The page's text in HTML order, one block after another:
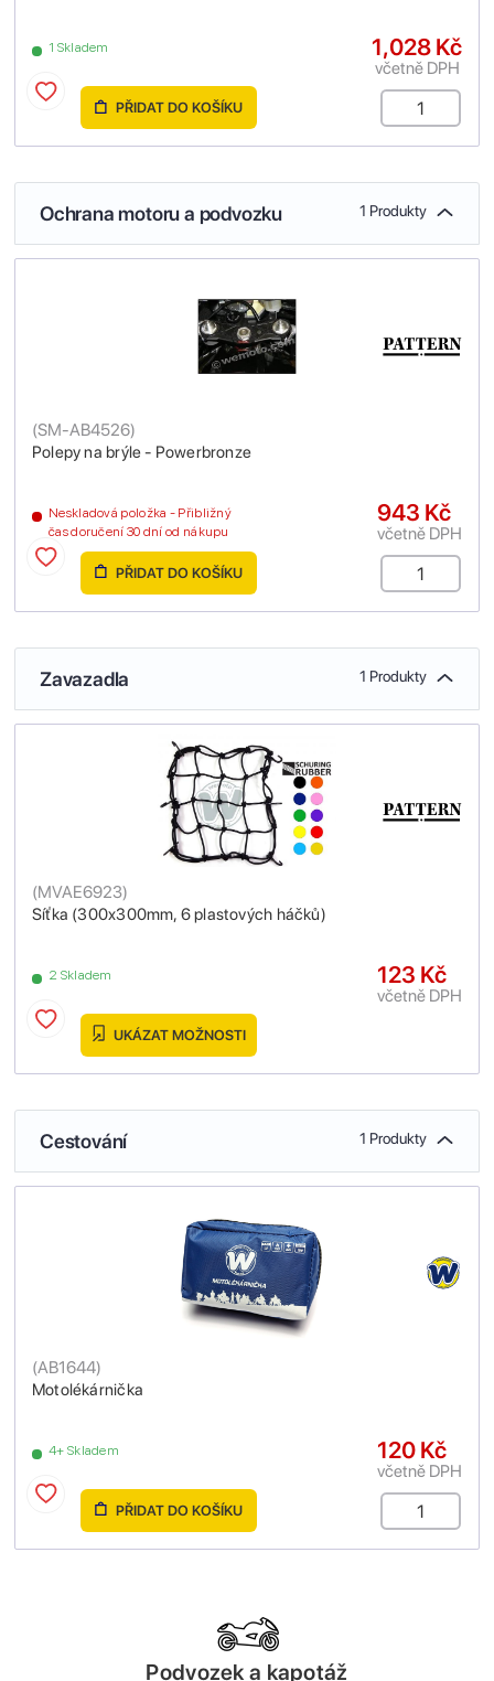
1 Skladem 1,028 Kč
včetně DPH
PŘIDAT DO KOŠÍKU
Ochrana motoru a podvozku 1 Produkty
Polepy na brýle - Powerbronze
(SM-AB4526)
Neskladová položka - Přibližný
čas doručení 30 dní od nákupu
943 Kč
včetně DPH
PŘIDAT DO KOŠÍKU
Zavazadla 1 Produkty
Síťka (300x300mm, 6 plastových háčků)
(MVAE6923)
2 Skladem 123 Kč
včetně DPH
UKÁZAT MOŽNOSTI
Cestování 1 Produkty
Motolékárnička
(AB1644)
4+ Skladem 120 Kč
včetně DPH
PŘIDAT DO KOŠÍKU
Podvozek a kapotáž